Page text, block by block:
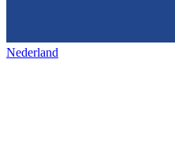
Nederland